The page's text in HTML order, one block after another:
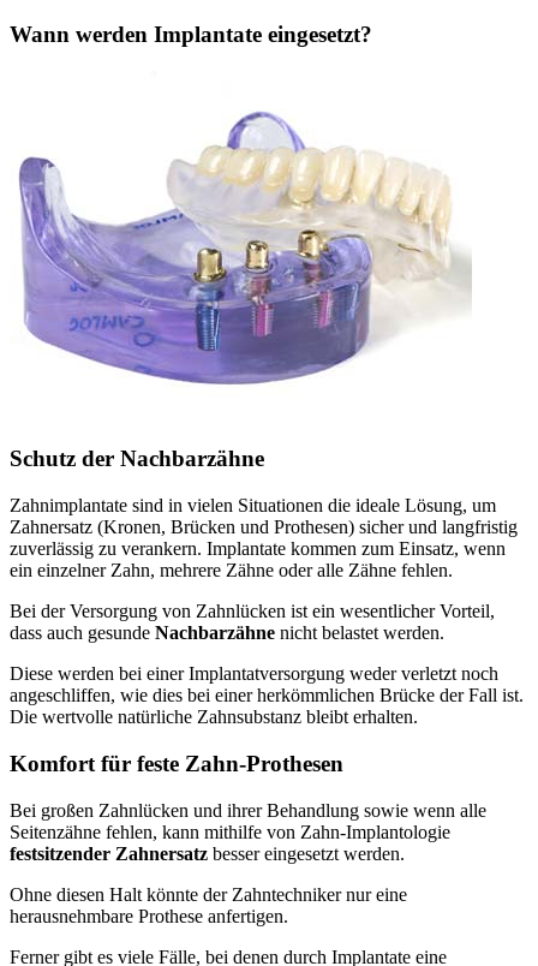
Wann werden Implantate eingesetzt?
Schutz der Nachbarzähne
Zahnimplantate sind in vielen Situationen die ideale Lösung, um
Zahnersatz (Kronen, Brücken und Prothesen) sicher und langfristig
zuverlässig zu verankern. Implantate kommen zum Einsatz, wenn
ein einzelner Zahn, mehrere Zähne oder alle Zähne fehlen.
Bei der Versorgung von Zahnlücken ist ein wesentlicher Vorteil,
dass auch gesunde Nachbarzähne nicht belastet werden.
Diese werden bei einer Implantatversorgung weder verletzt noch
angeschliffen, wie dies bei einer herkömmlichen Brücke der Fall ist.
Die wertvolle natürliche Zahnsubstanz bleibt erhalten.
Komfort für feste Zahn-Prothesen
Bei großen Zahnlücken und ihrer Behandlung sowie wenn alle
Seitenzähne fehlen, kann mithilfe von Zahn-Implantologie
festsitzender Zahnersatz besser eingesetzt werden.
Ohne diesen Halt könnte der Zahntechniker nur eine
herausnehmbare Prothese anfertigen.
Ferner gibt es viele Fälle, bei denen durch Implantate eine